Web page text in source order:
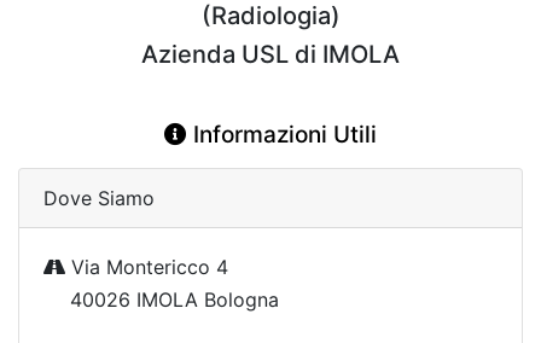
(Radiologia)
Azienda USL di IMOLA
Informazioni Utili
Dove Siamo
Via Montericco 4
40026 IMOLA Bologna